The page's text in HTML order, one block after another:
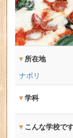
所在地
ナポリ
学科
こんな学校で